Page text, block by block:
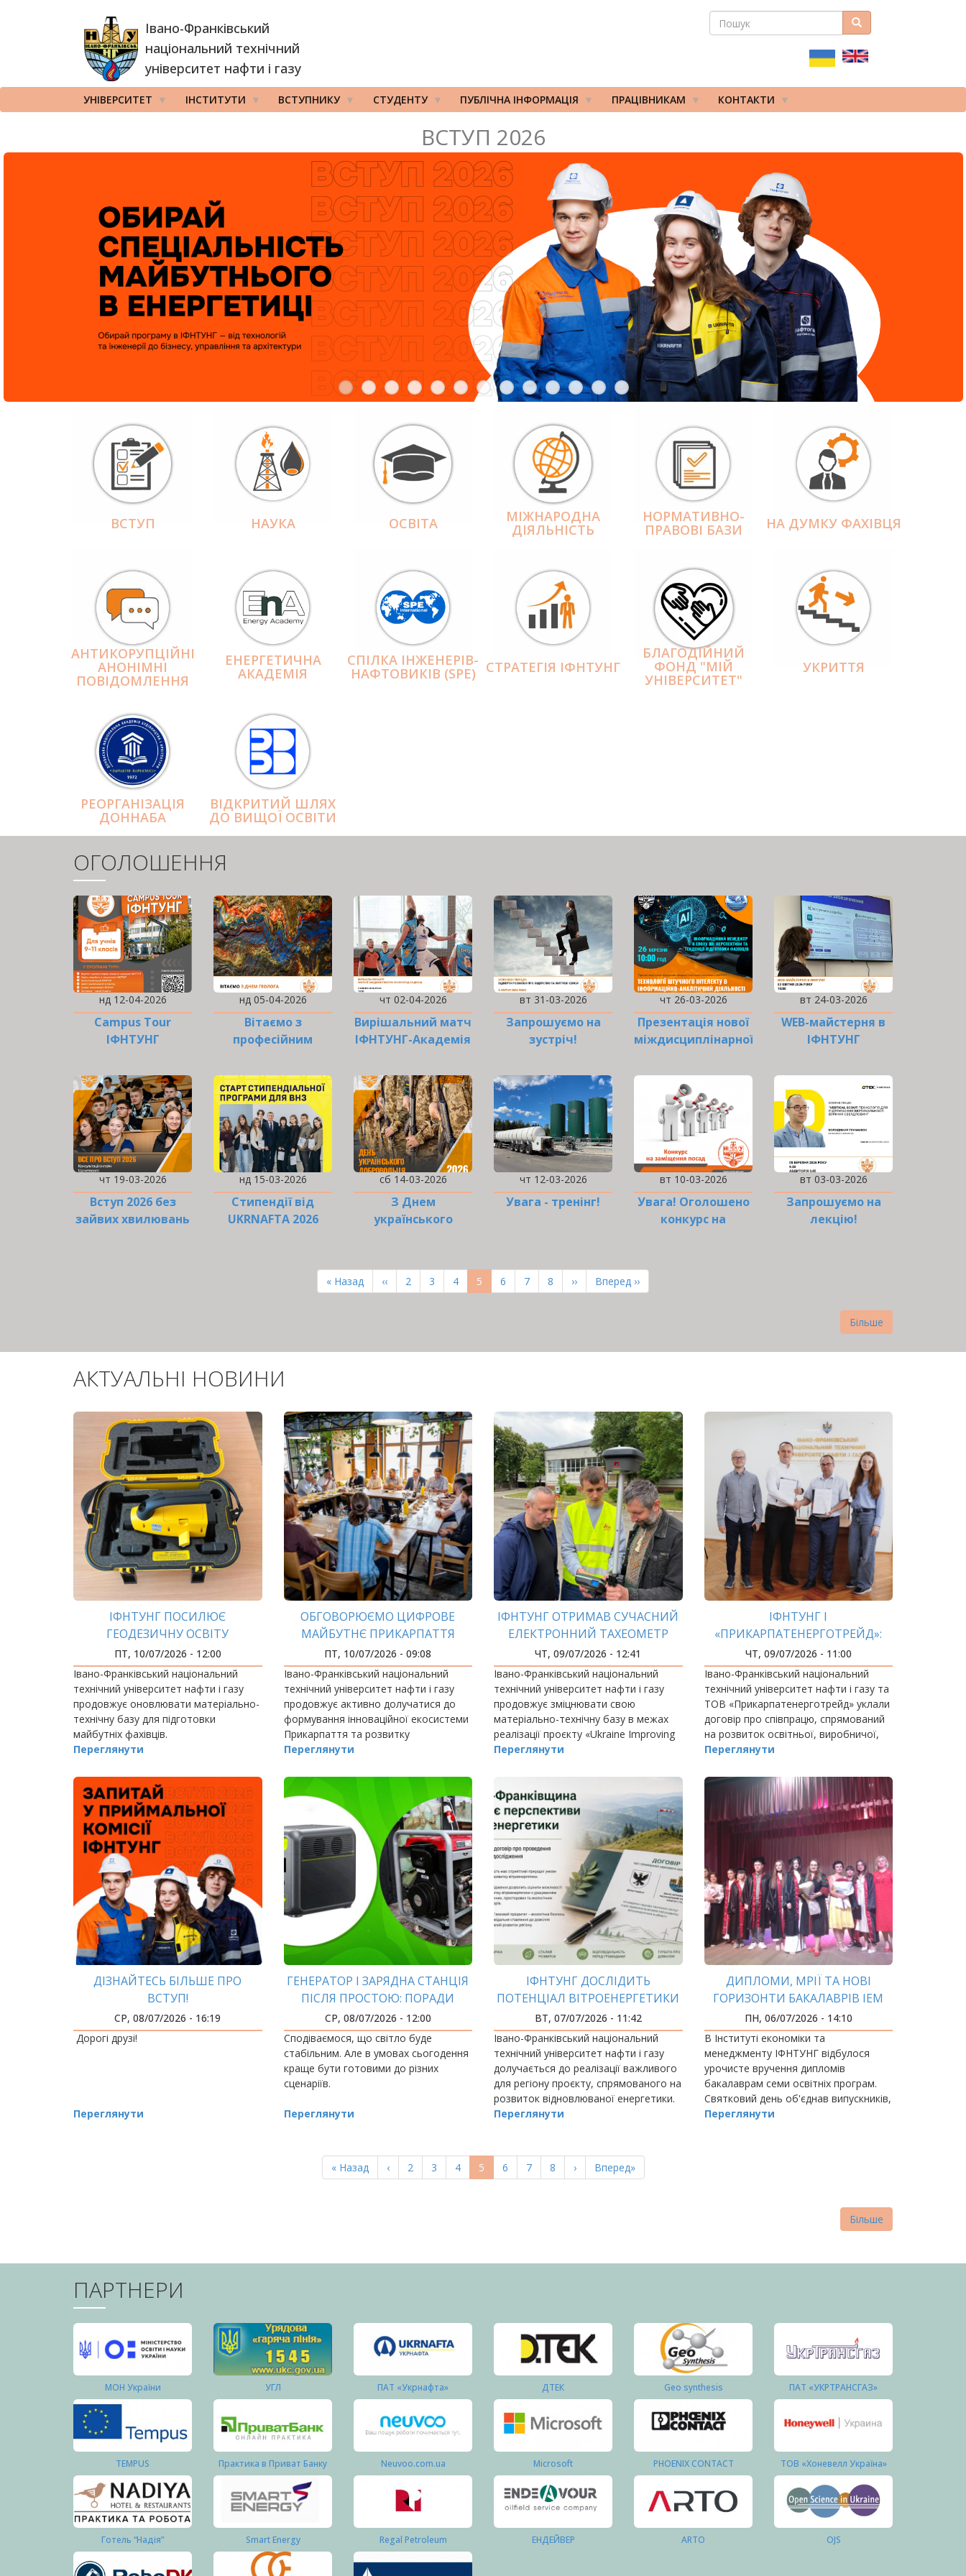
Івано-Франківський
національний технічний
університет нафти і газу
ПОШУКОВА
ПОШУК Пошук
УНІВЕРСИТЕТ ІНСТИТУТИ ВСТУПНИКУ СТУДЕНТУ ПУБЛІЧНА ІНФОРМАЦІЯ ПРАЦІВНИКАМ КОНТАКТИ
ВСТУП 2026
ВСТУП НАУКА ОСВІТА МІЖНАРОДНА
ДІЯЛЬНІCТЬ
НОРМАТИВНО-
ПРАВОВІ БАЗИ НА ДУМКУ ФАХІВЦЯ
АНТИКОРУПЦІЙНІ
АНОНІМНІ
ПОВІДОМЛЕННЯ
ЕНЕРГЕТИЧНА
АКАДЕМІЯ
СПІЛКА ІНЖЕНЕРІВ-
НАФТОВИКІВ (SPE) СТРАТЕГІЯ ІФНТУНГ
БЛАГОДІЙНИЙ
ФОНД "МІЙ
УНІВЕРСИТЕТ"
УКРИТТЯ
РЕОРГАНІЗАЦІЯ
ДОННАБА
ВІДКРИТИЙ ШЛЯХ
ДО ВИЩОЇ ОСВІТИ
ОГОЛОШЕННЯ
нд 12-04-2026
Campus Tour
ІФНТУНГ
нд 05-04-2026
Вітаємо з
професійним
чт 02-04-2026
Вирішальний матч
ІФНТУНГ-Академія
вт 31-03-2026
Запрошуємо на
зустріч!
чт 26-03-2026
Презентація нової
міждисциплінарної
програми…
вт 24-03-2026
WEB-майстерня в
ІФНТУНГ
чт 19-03-2026
Вступ 2026 без
зайвих хвилювань
нд 15-03-2026
Стипендії від
UKRNAFTA 2026
сб 14-03-2026
З Днем
українського
чт 12-03-2026
Увага - тренінг!
вт 10-03-2026
Увага! Оголошено
конкурс на
вт 03-03-2026
Запрошуємо на
лекцію!
Перша
сторінка
« Назад
Попередня
сторінка
‹‹ Page
2 Page
3 Page
4
Поточна
сторінка
5 Page
6 Page
7 Page
8
Наступна
сторінка
››
Остання
сторінка
Вперед ››
Більше
АКТУАЛЬНІ НОВИНИ
ІФНТУНГ ПОСИЛЮЄ
ГЕОДЕЗИЧНУ ОСВІТУ
СУЧАСНИМ ОБЛАДНАННЯМ
ПТ, 10/07/2026 - 12:00
Івано-Франківський національний
технічний університет нафти і газу
продовжує оновлювати матеріально-
технічну базу для підготовки
майбутніх фахівців.
Переглянути
ОБГОВОРЮЄМО ЦИФРОВЕ
МАЙБУТНЄ ПРИКАРПАТТЯ
ПТ, 10/07/2026 - 09:08
Івано-Франківський національний
технічний університет нафти і газу
продовжує активно долучатися до
формування інноваційної екосистеми
Прикарпаття та розвитку
міжнародної співпраці.
Переглянути
ІФНТУНГ ОТРИМАВ СУЧАСНИЙ
ЕЛЕКТРОННИЙ ТАХЕОМЕТР
LEICA TS07 У МЕЖАХ ПРОЄКТУ
UIHERP
ЧТ, 09/07/2026 - 12:41
Івано-Франківський національний
технічний університет нафти і газу
продовжує зміцнювати свою
матеріально-технічну базу в межах
реалізації проєкту «Ukraine Improving
Higher Education for Results Project
Переглянути
ІФНТУНГ І
«ПРИКАРПАТЕНЕРГОТРЕЙД»:
ОСВІТА, ПРАКТИКА,
ЕНЕРГЕТИКА
ЧТ, 09/07/2026 - 11:00
Івано-Франківський національний
технічний університет нафти і газу та
ТОВ «Прикарпатенерготрейд» уклали
договір про співпрацю, спрямований
на розвиток освітньої, виробничої,
наукової та інноваційної взаємодії.
Переглянути
ДІЗНАЙТЕСЬ БІЛЬШЕ ПРО
ВСТУП!
СР, 08/07/2026 - 16:19
Дорогі друзі!
Переглянути
ГЕНЕРАТОР І ЗАРЯДНА СТАНЦІЯ
ПІСЛЯ ПРОСТОЮ: ПОРАДИ
ЕКСПЕРТА ІФНТУНГ
СР, 08/07/2026 - 12:00
Сподіваємося, що світло буде
стабільним. Але в умовах сьогодення
краще бути готовими до різних
сценаріїв.
Переглянути
ІФНТУНГ ДОСЛІДИТЬ
ПОТЕНЦІАЛ ВІТРОЕНЕРГЕТИКИ
ПРИКАРПАТТЯ
ВТ, 07/07/2026 - 11:42
Івано-Франківський національний
технічний університет нафти і газу
долучається до реалізації важливого
для регіону проєкту, спрямованого на
розвиток відновлюваної енергетики.
Переглянути
ДИПЛОМИ, МРІЇ ТА НОВІ
ГОРИЗОНТИ БАКАЛАВРІВ ІЕМ
ПН, 06/07/2026 - 14:10
В Інституті економіки та
менеджменту ІФНТУНГ відбулося
урочисте вручення дипломів
бакалаврам семи освітніх програм.
Святковий день об'єднав випускників,
викладачів і наставників, ставши
Переглянути
Перша
сторінка
« Назад
Попередня
сторінка
‹ Page
2 Page
3 Page
4
Поточна
сторінка
5 Page
6 Page
7 Page
8
Наступна
сторінка
›
Остання
сторінка
Вперед»
Більше
ПАРТНЕРИ
МОН України УГЛ ПАТ «Укрнафта» ДТЕК Geo synthesis ПАТ «УКРТРАНСГАЗ»
TEMPUS Практика в Приват Банку Neuvoo.com.ua Microsoft PHOENIX CONTACT ТОВ «Хоневелл Україна»
Готель “Надія” Smart Energy Regal Petroleum ЕНДЕЙВЕР ARTO OJS